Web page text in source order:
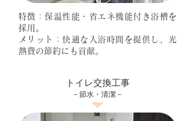
特徴：保温性能・省エネ機能付き浴槽を
採用。
メリット：快適な入浴時間を提供し、光
熱費の節約にも貢献。
トイレ交換工事
－節水・清潔－